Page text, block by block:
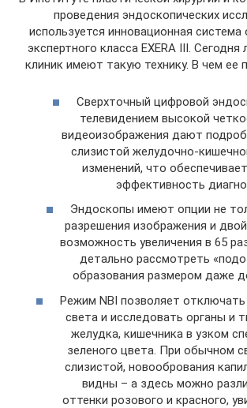
проведения эндоскопических
используется инновационная система
экспертного класса EXERA III. Сегодня
клиник имеют такую технику. В чем ее
Сверхточный цифровой
телевидением высокой
видеоизображения дают
слизистой желудочно-
изменений, что
эффективность
Эндоскопы имеют опции не
разрешения изображения и
возможность увеличения в 65
детально рассмотреть
образования размером даже
Режим NBI позволяет
света и исследовать органы и
желудка, кишечника в узком
зеленого цвета. При обычном
слизистой, новообрования
видны – а здесь можно
оттенки розового и красного,